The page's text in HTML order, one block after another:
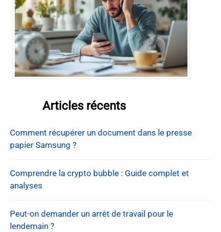
Articles récents
Comment récupérer un document dans le presse
papier Samsung ?
Comprendre la crypto bubble : Guide complet et
analyses
Peut-on demander un arrêt de travail pour le
lendemain ?